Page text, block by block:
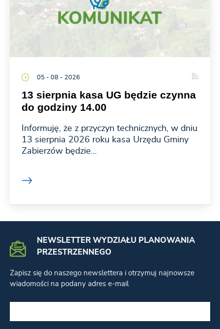
05 - 08 - 2026
13 sierpnia kasa UG będzie czynna
do godziny 14.00
Informuję, że z przyczyn technicznych, w dniu
13 sierpnia 2026 roku kasa Urzędu Gminy
Zabierzów będzie...
NEWSLETTER WYDZIAŁU PLANOWANIA
PRZESTRZENNEGO
Zapisz się do naszego newslettera i otrzymuj najnowsze
wiadomości na podany adres e-mail